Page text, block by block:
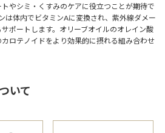
やシミ・くすみのケアに役立つことが期待で
は体内でビタミンAに変換され、紫外線ダメー
ポートします。オリーブオイルのオレイン酸
ロテノイドをより効果的に摂れる組み合わせ
いて